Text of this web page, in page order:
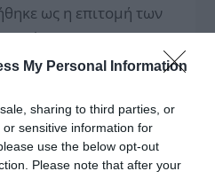
My Personal Information
sharing to third parties, or
sensitive information for
use the below opt-out
Please note that after your
ως η επιτομή των
του και ως
δικαιώματός του
γεγονός αφηγείται το
πλαίσιο της εποχής.
την αφήγηση και